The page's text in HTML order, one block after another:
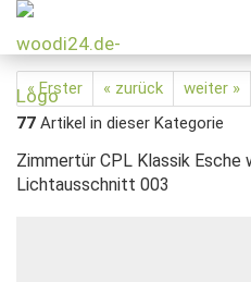
« Erster « zurück weiter »
77 Artikel in dieser Kategorie
Zimmertür CPL Klassik Esche
Lichtausschnitt 003